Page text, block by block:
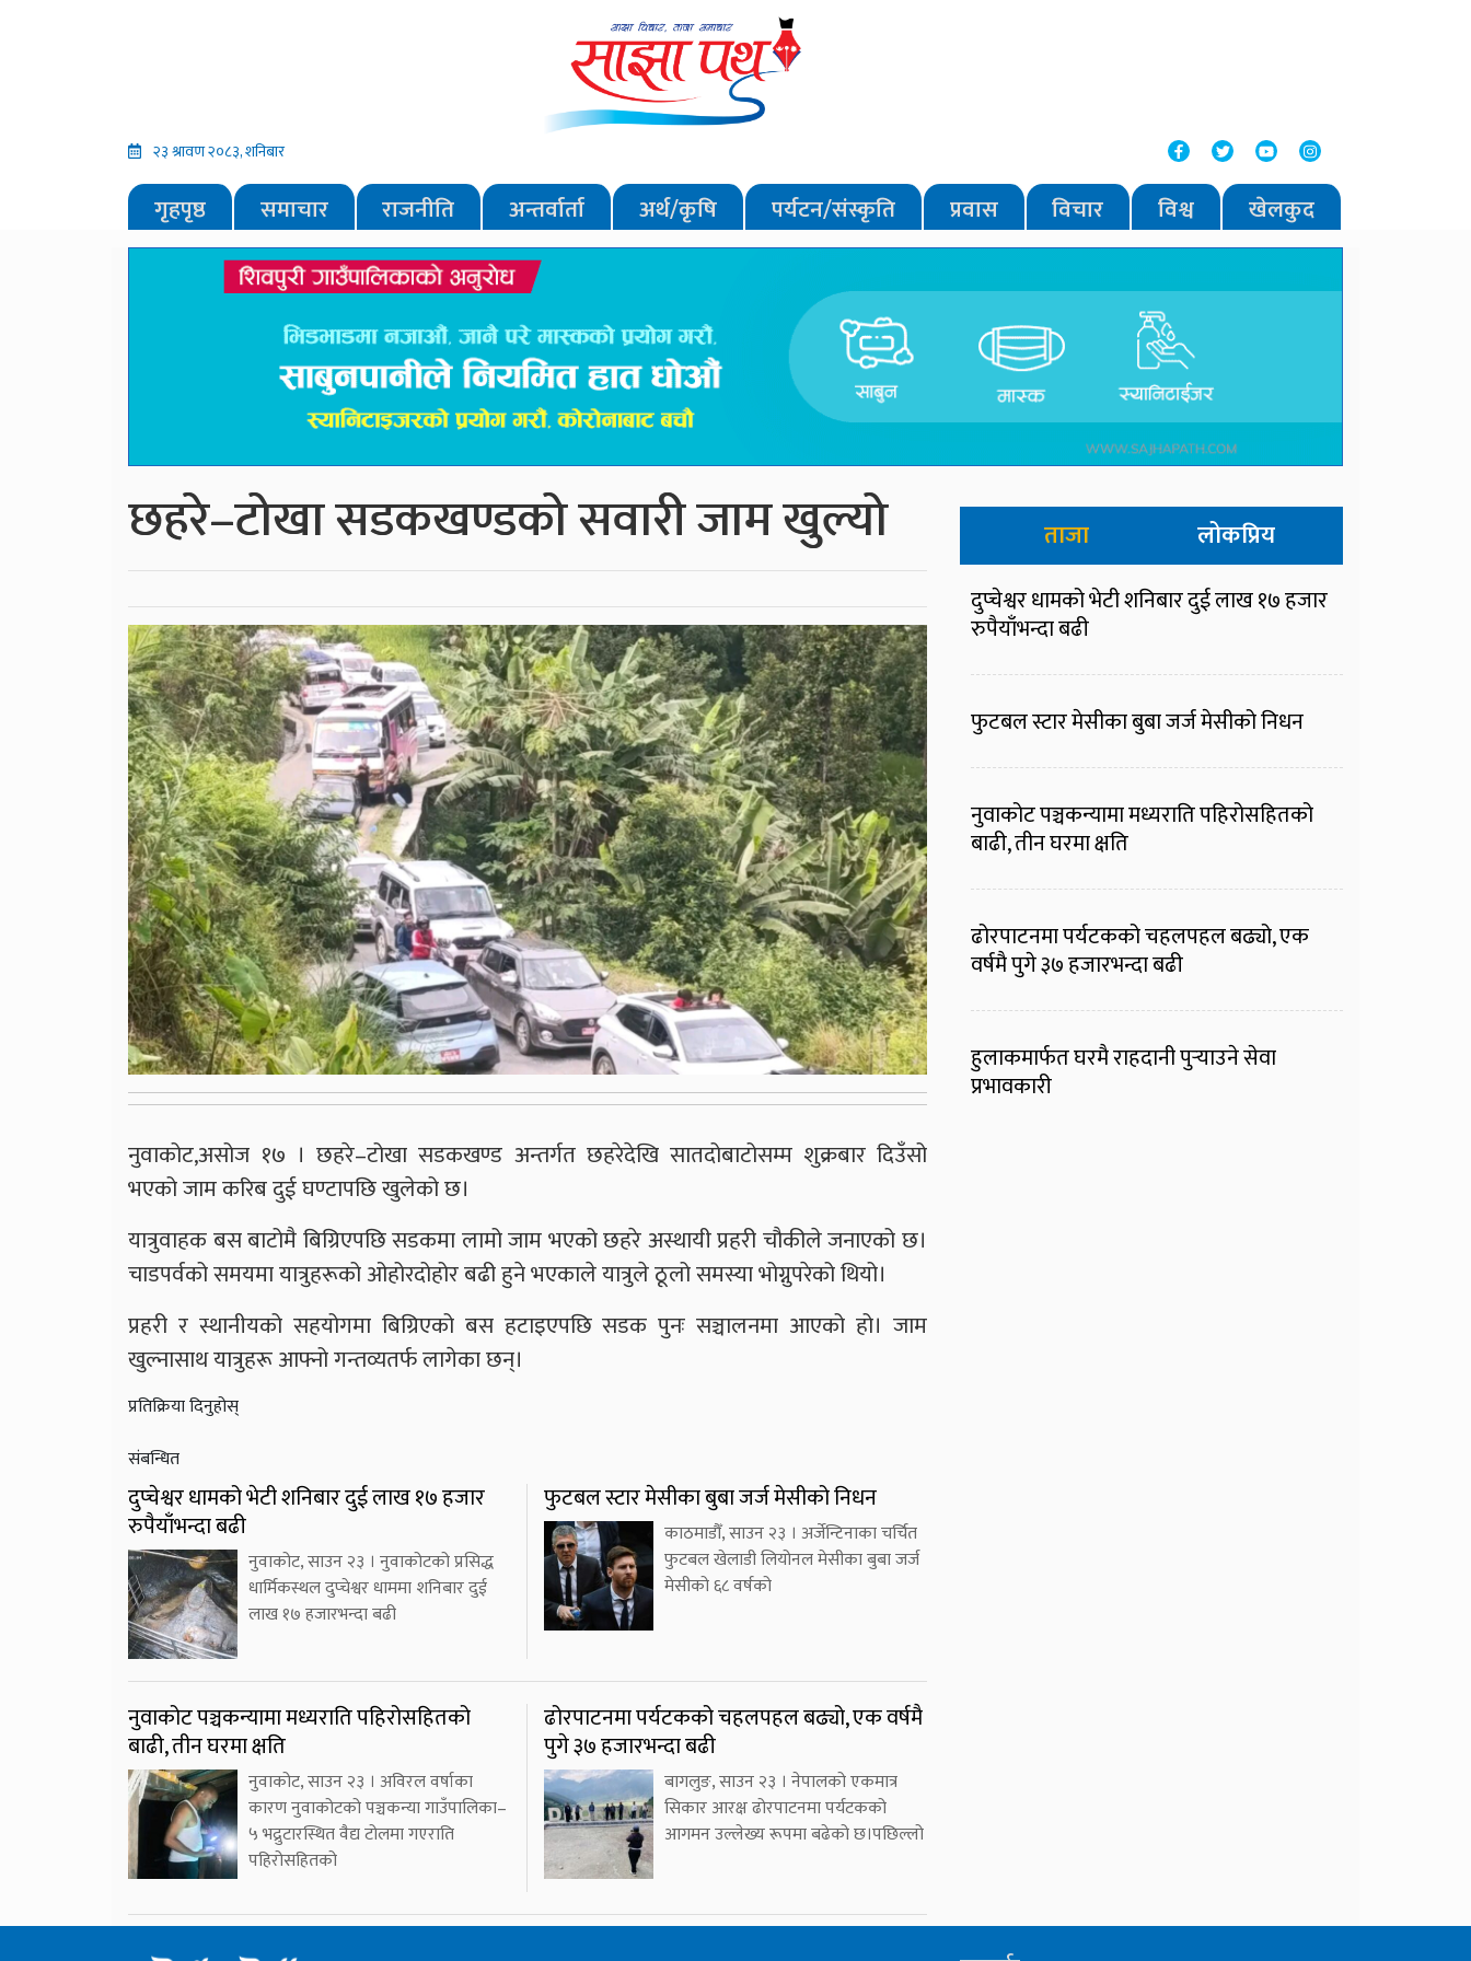
२३ श्रावण २०८३, शनिबार
गृहपृष्ठ समाचार राजनीति अन्तर्वार्ता अर्थ/कृषि पर्यटन/संस्कृति प्रवास विचार विश्व खेलकुद
छहरे–टोखा सडकखण्डको सवारी जाम खुल्यो
नुवाकोट,असोज १७ । छहरे–टोखा सडकखण्ड अन्तर्गत छहरेदेखि सातदोबाटोसम्म शुक्रबार दिउँसो
भएको जाम करिब दुई घण्टापछि खुलेको छ।
यात्रुवाहक बस बाटोमै बिग्रिएपछि सडकमा लामो जाम भएको छहरे अस्थायी प्रहरी चौकीले जनाएको छ।
चाडपर्वको समयमा यात्रुहरूको ओहोरदोहोर बढी हुने भएकाले यात्रुले ठूलो समस्या भोग्नुपरेको थियो।
प्रहरी र स्थानीयको सहयोगमा बिग्रिएको बस हटाइएपछि सडक पुनः सञ्चालनमा आएको हो। जाम
खुल्नासाथ यात्रुहरू आफ्नो गन्तव्यतर्फ लागेका छन्।
प्रतिक्रिया दिनुहोस्
संबन्धित
दुप्चेश्वर धामको भेटी शनिबार दुई लाख १७ हजार
रुपैयाँभन्दा बढी
नुवाकोट, साउन २३ । नुवाकोटको प्रसिद्ध
धार्मिकस्थल दुप्चेश्वर धाममा शनिबार दुई
लाख १७ हजारभन्दा बढी
फुटबल स्टार मेसीका बुबा जर्ज मेसीको निधन
काठमाडौँ, साउन २३ । अर्जेन्टिनाका चर्चित
फुटबल खेलाडी लियोनल मेसीका बुबा जर्ज
मेसीको ६८ वर्षको
नुवाकोट पञ्चकन्यामा मध्यराति पहिरोसहितको
बाढी, तीन घरमा क्षति
नुवाकोट, साउन २३ । अविरल वर्षाका
कारण नुवाकोटको पञ्चकन्या गाउँपालिका–
५ भद्रुटारस्थित वैद्य टोलमा गएराति
पहिरोसहितको
ढोरपाटनमा पर्यटकको चहलपहल बढ्यो, एक वर्षमै
पुगे ३७ हजारभन्दा बढी
बागलुङ, साउन २३ । नेपालको एकमात्र
सिकार आरक्ष ढोरपाटनमा पर्यटकको
आगमन उल्लेख्य रूपमा बढेको छ।पछिल्लो
ताजा लोकप्रिय
दुप्चेश्वर धामको भेटी शनिबार दुई लाख १७ हजार
रुपैयाँभन्दा बढी
फुटबल स्टार मेसीका बुबा जर्ज मेसीको निधन
नुवाकोट पञ्चकन्यामा मध्यराति पहिरोसहितको
बाढी, तीन घरमा क्षति
ढोरपाटनमा पर्यटकको चहलपहल बढ्यो, एक
वर्षमै पुगे ३७ हजारभन्दा बढी
हुलाकमार्फत घरमै राहदानी पुर्‍याउने सेवा
प्रभावकारी